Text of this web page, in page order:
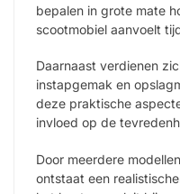
bepalen in grote mate
scootmobiel aanvoelt
Daarnaast verdienen
instapgemak en
deze praktische
invloed op de
Door meerdere
ontstaat een